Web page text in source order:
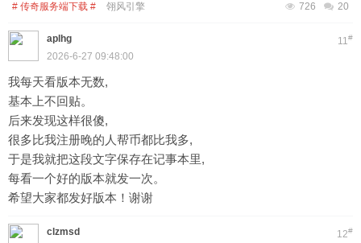
# 传奇服务端下载 # 翎风引擎 20
726
11#
aplhg
2026-6-27 09:48:00
我每天看版本无数,
基本上不回贴。
后来发现这样很傻,
很多比我注册晚的人帮币都比我多,
于是我就把这段文字保存在记事本里,
每看一个好的版本就发一次。
希望大家都发好版本！谢谢
12#
clzmsd